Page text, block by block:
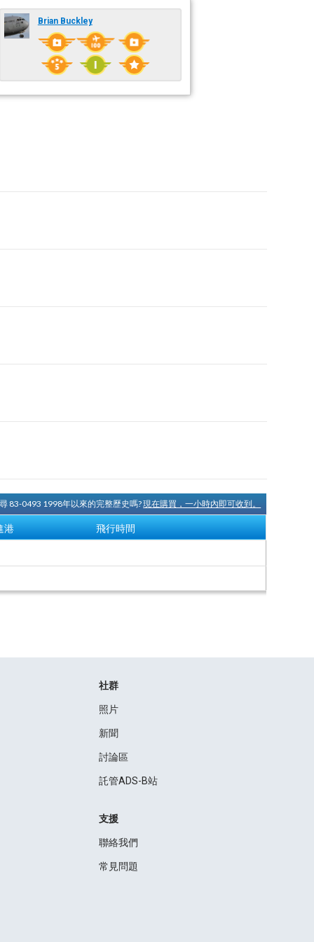
Brian Buckley
83-0493 1998年以來的完整歷史嗎?現在購買，一小時內即可收到。
港 飛行時間
社群
照片
新聞
討論區
託管ADS-B站
支援
聯絡我們
常見問題